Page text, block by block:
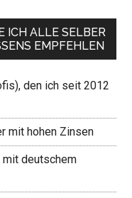
ICH ALLE SELBER
EMPFEHLEN
den ich seit 2012
mit hohen Zinsen
deutschem